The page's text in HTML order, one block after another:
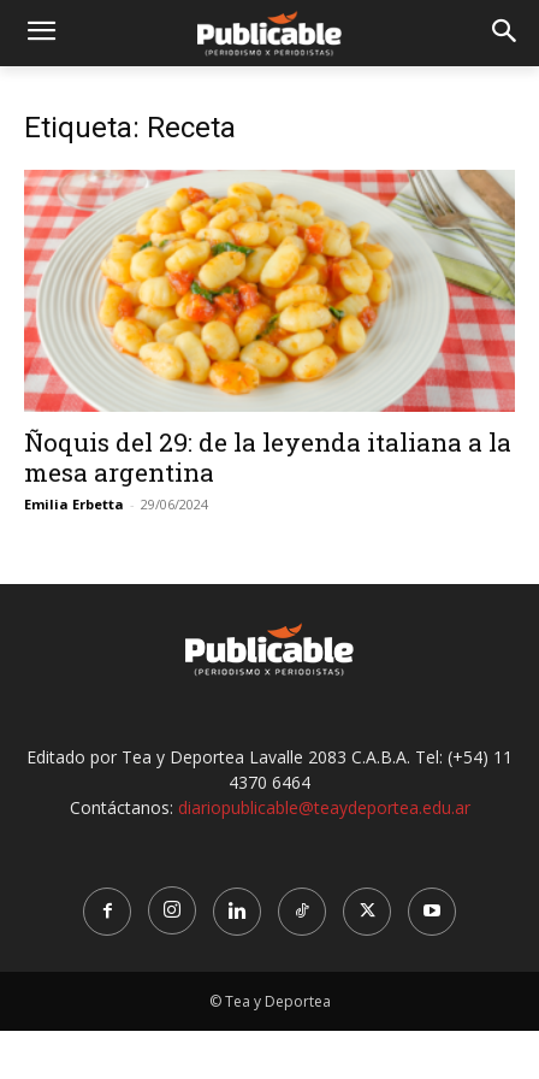
Etiqueta: Receta
Ñoquis del 29: de la leyenda italiana a la
mesa argentina
Emilia Erbetta - 29/06/2024
Editado por Tea y Deportea Lavalle 2083 C.A.B.A. Tel: (+54) 11
4370 6464
Contáctanos: diariopublicable@teaydeportea.edu.ar
© Tea y Deportea